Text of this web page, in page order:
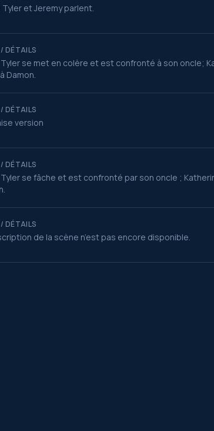
et Jeremy parlent.
/ DÉTAILS
se met en colère et est confronté à son oncle;
Damon.
/ DÉTAILS
version
/ DÉTAILS
Tyler se fâche et est confronté par son oncle ;
/ DÉTAILS
de la scène n’est pas encore disponible.